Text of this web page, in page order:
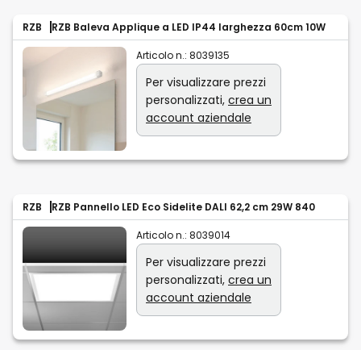
RZB RZB Baleva Applique a LED IP44 larghezza 60cm 10W
Articolo n.: 8039135
Per visualizzare prezzi
personalizzati, crea un
account aziendale
RZB RZB Pannello LED Eco Sidelite DALI 62,2 cm 29W 840
Articolo n.: 8039014
Per visualizzare prezzi
personalizzati, crea un
account aziendale